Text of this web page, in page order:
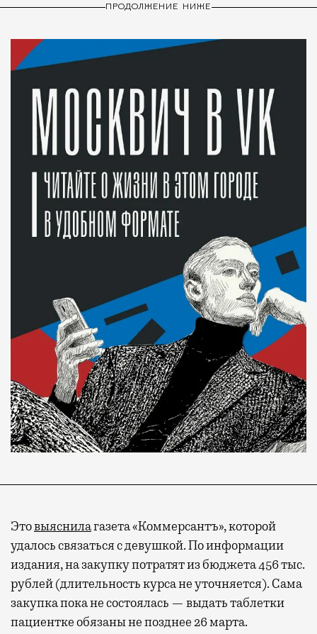
ПРОДОЛЖЕНИЕ НИЖЕ
Этовыяснилагазета «Коммерсантъ», которой
удалось связаться с девушкой. По информации
издания, на закупку потратят из бюджета 456 тыс.
рублей (длительность курса не уточняется). Сама
закупка пока не состоялась — выдать таблетки
пациентке обязаны не позднее 26 марта.